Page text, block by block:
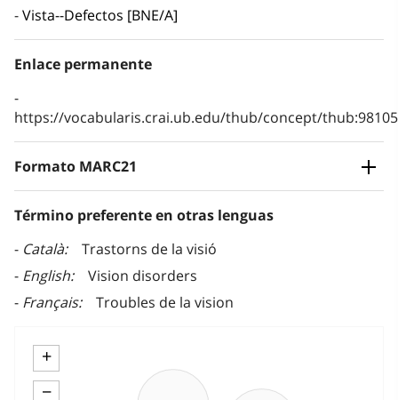
Vista--Defectos [BNE/A]
Enlace permanente
https://vocabularis.crai.ub.edu/thub/concept/
Formato MARC21
Término preferente en otras lenguas
Català
Trastorns de la visió
English
Vision disorders
Français
Troubles de la vision
+
−